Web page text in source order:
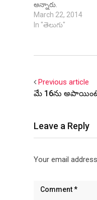
అన్నారు.
March 22, 2014
In "తెలుగు"
Previous article
మే 16ను
Leave a Reply
Your email